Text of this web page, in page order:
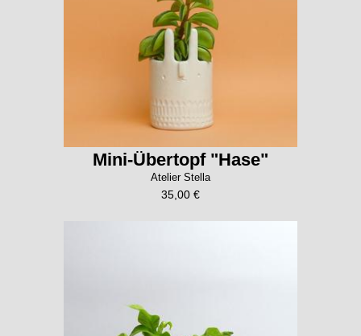
Mini-Übertopf "Hase"
Atelier Stella
35,00 €